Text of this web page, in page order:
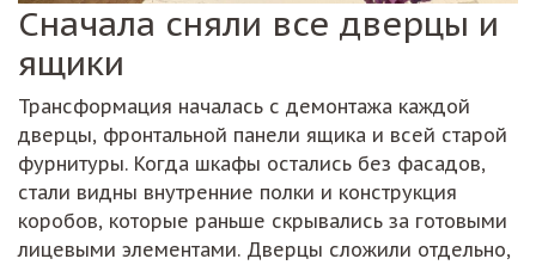
Сначала сняли все дверцы и
ящики
Трансформация началась с демонтажа каждой
дверцы, фронтальной панели ящика и всей старой
фурнитуры. Когда шкафы остались без фасадов,
стали видны внутренние полки и конструкция
коробов, которые раньше скрывались за готовыми
лицевыми элементами. Дверцы сложили отдельно,